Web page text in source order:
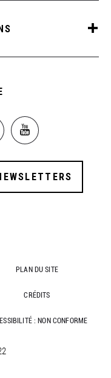
Image
PLAN DU SITE
CRÉDITS
: NON CONFORME